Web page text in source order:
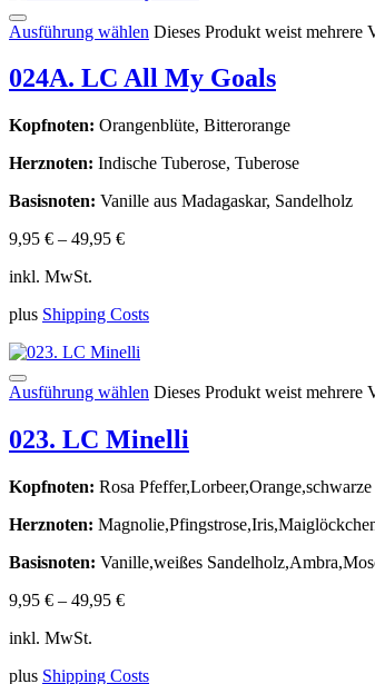
Ausführung wählen Dieses Produkt weist mehrere
024A. LC All My Goals
Kopfnoten: Orangenblüte, Bitterorange
Herznoten: Indische Tuberose, Tuberose
Basisnoten: Vanille aus Madagaskar, Sandelholz
9,95 € – 49,95 €
inkl. MwSt.
plus Shipping Costs
Ausführung wählen Dieses Produkt weist mehrere
023. LC Minelli
Kopfnoten: Rosa
Herznoten:
Basisnoten: Vanille,weißes
9,95 € – 49,95 €
inkl. MwSt.
plus Shipping Costs